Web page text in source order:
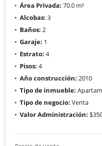
Área Privada: 70.0 m²
Alcobas: 3
Baños: 2
Garaje: 1
Estrato: 4
Pisos: 4
Año construcción: 2010
Tipo de inmueble:
Tipo de negocio: Venta
Valor Administración: